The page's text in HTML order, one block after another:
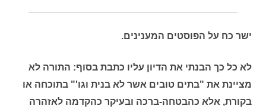
ישר כח על הפוסטים המענינים.
לא כל כך הבנתי את הדיון עליו כתבת בסוף: התורה לא
מציינת את "בתים טובים אשר לא בנית וגו'" בתוכחה או
בקורת, אלא כהבטחה-ברכה ובעיקר כהקדמה לאזהרה